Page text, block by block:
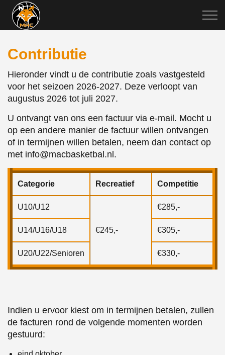
Contributie
Hieronder vindt u de contributie zoals vastgesteld
voor het seizoen 2026-2027. Deze verloopt van
augustus 2026 tot juli 2027.
U ontvangt van ons een factuur via e-mail. Mocht u
op een andere manier de factuur willen ontvangen
of in termijnen willen betalen, neem dan contact op
met info@macbasketbal.nl .
Categorie Recreatief Competitie
U10/U12
€245,-
€285,-
U14/U16/U18 €305,-
U20/U22/Senioren €330,-
Indien u ervoor kiest om in termijnen betalen, zullen
de facturen rond de volgende momenten worden
gestuurd: